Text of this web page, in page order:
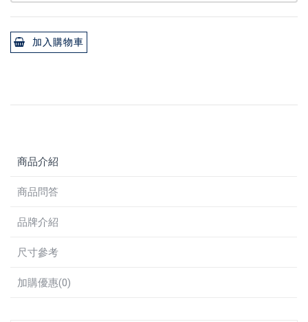
加入購物車
商品介紹
商品問答
品牌介紹
尺寸參考
加購優惠(0)